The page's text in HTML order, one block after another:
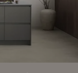
op alle